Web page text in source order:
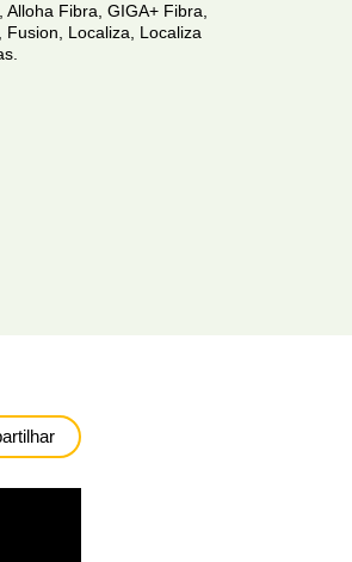
Alloha Fibra, GIGA+ Fibra,
Fusion, Localiza, Localiza